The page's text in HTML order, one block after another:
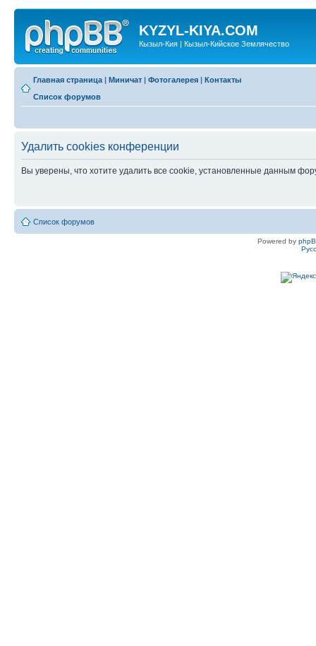
KYZYL-KIYA.COM
Кызыл-Кия | Кызыл-Кийское Землячество
Главная страница | Миничат | Фотогалерея | Контакты
Список форумов
Удалить cookies конференции
Вы уверены, что хотите удалить все cookie, установленные данным
Список форумов
Powered by